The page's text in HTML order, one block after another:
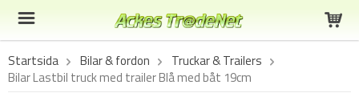
Startsida Bilar & fordon
Truckar & Trailers
Bilar Lastbil truck med trailer Blå med båt 19cm